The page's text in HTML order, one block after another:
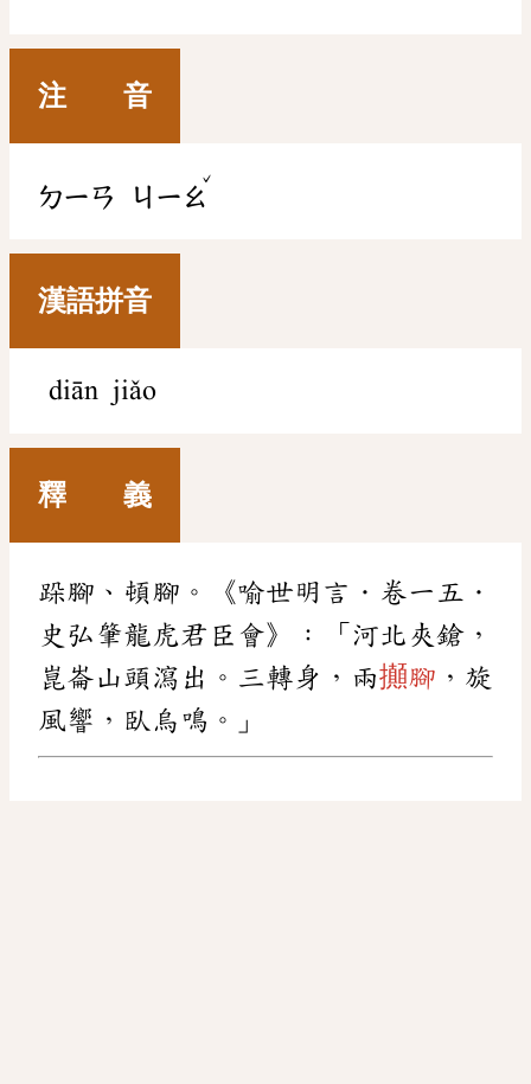
注 音
ㄉㄧㄢ ㄐㄧㄠ
ˇ
漢語拼音
diān jiǎo
釋 義
跺腳、頓腳。《喻世明言．卷一五．
史弘肇龍虎君臣會》：「河北夾鎗，
崑崙山頭瀉出。三轉身，兩攧腳 ，旋
風響，臥烏鳴。」